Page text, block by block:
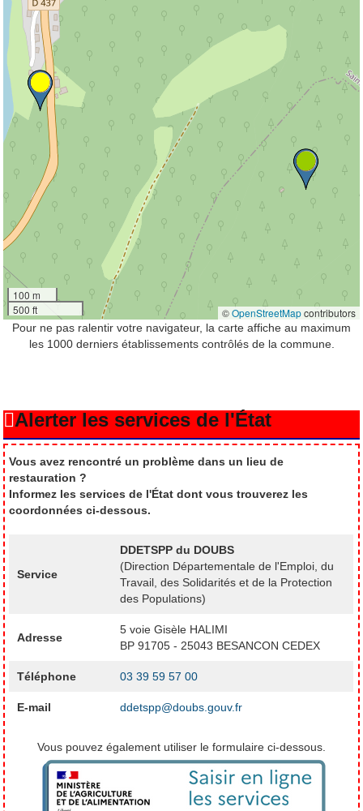
100 m
500 ft
©OpenStreetMapcontributors
Pour ne pas ralentir votre navigateur, la carte affiche au maximum
les 1000 derniers établissements contrôlés de la commune.
Alerter les services de l'État
Vous avez rencontré un problème dans un lieu de
restauration ?
Informez les services de l'État dont vous trouverez les
coordonnées ci-dessous.
Service
DDETSPP du DOUBS
(Direction Départementale de l'Emploi, du
Travail, des Solidarités et de la Protection
des Populations)
Adresse
5 voie Gisèle HALIMI
BP 91705 - 25043 BESANCON CEDEX
Téléphone 03 39 59 57 00
E-mail ddetspp@doubs.gouv.fr
Vous pouvez également utiliser le formulaire ci-dessous.